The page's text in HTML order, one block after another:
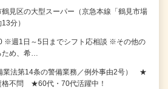
見区の大型スーパー（京急本線「鶴見市場
分）
※週1日～5日までシフト応相談 ※その他の
ため、希…
業法第14条の警備業務／例外事由2号） ★
格不問 ★60代・70代活躍中！